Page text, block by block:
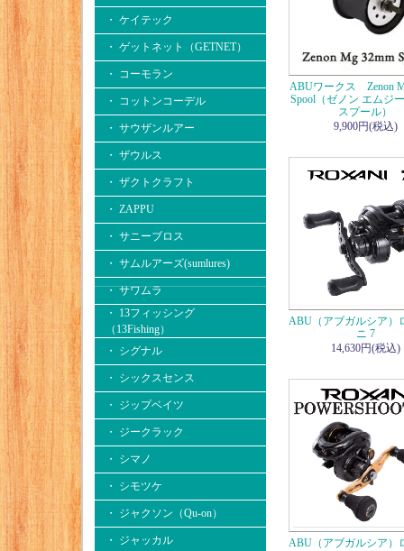
・ ケイテック
・ ゲットネット（GETNET）
・ コーモラン
・ コットンコーデル
・ サウザンルアー
・ ザウルス
・ ザクトクラフト
・ ZAPPU
・ サニーブロス
・ サムルアーズ(sumlures)
・ サワムラ
・ 13フィッシング
（13Fishing）
・ シグナル
・ シックスセンス
・ ジップベイツ
・ ジークラック
・ シマノ
・ シモツケ
・ ジャクソン（Qu-on）
・ ジャッカル
ABUワークス Zenon
Spool（ゼノン エムジ
スプール）
9,900円(税込)
ABU（アブガルシア）
ニ 7
14,630円(税込)
ABU（アブガルシア）